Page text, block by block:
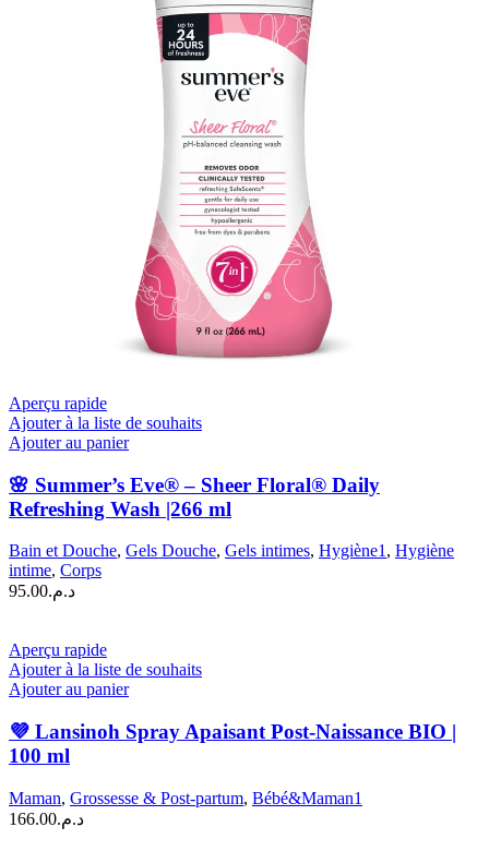
Aperçu rapide
Ajouter à la liste de souhaits
Ajouter au panier
🌸 Summer’s Eve® – Sheer Floral® Daily
Refreshing Wash |266 ml
Bain et Douche, Gels Douche, Gels intimes, Hygiène1 , Hygiène
intime, Corps
د.م.95.00
Aperçu rapide
Ajouter à la liste de souhaits
Ajouter au panier
💜 Lansinoh Spray Apaisant Post-Naissance BIO |
100 ml
Maman, Grossesse & Post-partum, Bébé&Maman1
د.م.166.00